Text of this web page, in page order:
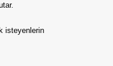
isteyenlerin